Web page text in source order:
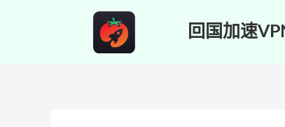
回国加速